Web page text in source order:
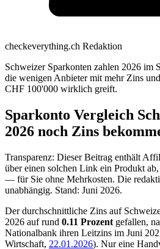
checkeverything.ch Redaktion
Schweizer Sparkonten zahlen 2026 im
die wenigen Anbieter mit mehr Zins
CHF 100'000 wirklich greift.
Sparkonto Vergleich
2026 noch Zins
Transparenz: Dieser Beitrag enthält
über einen solchen Link ein Produkt
— für Sie ohne Mehrkosten. Die
unabhängig. Stand: Juni 2026.
Der durchschnittliche Zins auf
2026 auf rund 0.11 Prozent gefallen,
Nationalbank ihren Leitzins im Juni
Wirtschaft, 22.01.2026). Nur eine